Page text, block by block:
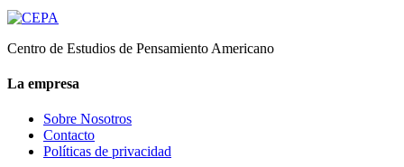
Centro de Estudios de Pensamiento Americano
La empresa
Sobre Nosotros
Contacto
Políticas de privacidad